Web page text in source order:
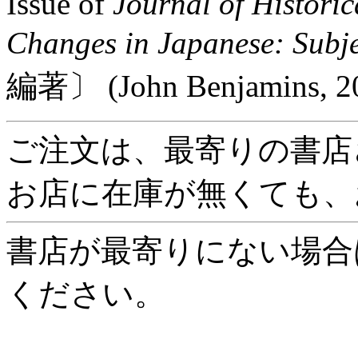
Changes in Japanese:
編著〕 (John Benjamins,
ご注文は、最寄りの書
お店に在庫が無くても
書店が最寄りにない場
ください。